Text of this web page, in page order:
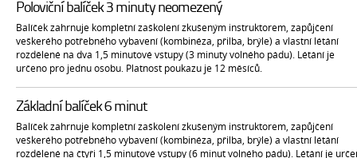
Poloviční balíček 3 minuty neomezený
Balíček zahrnuje kompletní zaškolení zkušeným instruktorem, zapůjčení
veškerého potřebného vybavení (kombinéza, přilba, brýle) a vlastní létání
rozdělené na dva 1,5 minutové vstupy (3 minuty volného pádu). Létání je
určeno pro jednu osobu. Platnost poukazu je 12 měsíců.
Základní balíček 6 minut
Balíček zahrnuje kompletní zaškolení zkušeným instruktorem, zapůjčení
veškerého potřebného vybavení (kombinéza, přilba, brýle) a vlastní létání
rozdělené na čtyři 1,5 minutové vstupy (6 minut volného pádu). Létání je